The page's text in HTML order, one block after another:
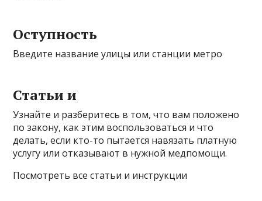
Оступность
Введите название улицы или станции метро
Статьи и
Узнайте и разберитесь в том, что вам положено
по закону, как этим воспользоваться и что
делать, если кто-то пытается навязать платную
услугу или отказывают в нужной медпомощи.
Посмотреть все статьи и инструкции